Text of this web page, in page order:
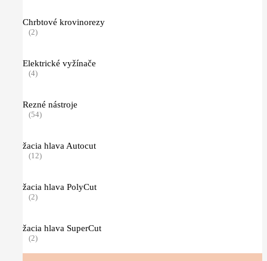
Chrbtové krovinorezy
(2)
Elektrické vyžínače
(4)
Rezné nástroje
(54)
žacia hlava Autocut
(12)
žacia hlava PolyCut
(2)
žacia hlava SuperCut
(2)